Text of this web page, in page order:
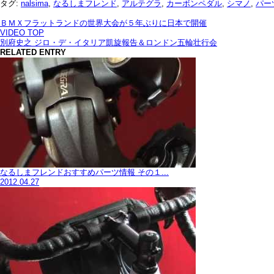
タグ: nalsima, なるしまフレンド, アルテグラ , カーボンペダル, シマノ , パー
ＢＭＸフラットランドの世界大会が５年ぶりに日本で開催
VIDEO TOP
別府史之 ジロ・デ・イタリア凱旋報告＆ロンドン五輪壮行会
RELATED ENTRY
なるしまフレンドおすすめパーツ情報 その１...
2012.04.27